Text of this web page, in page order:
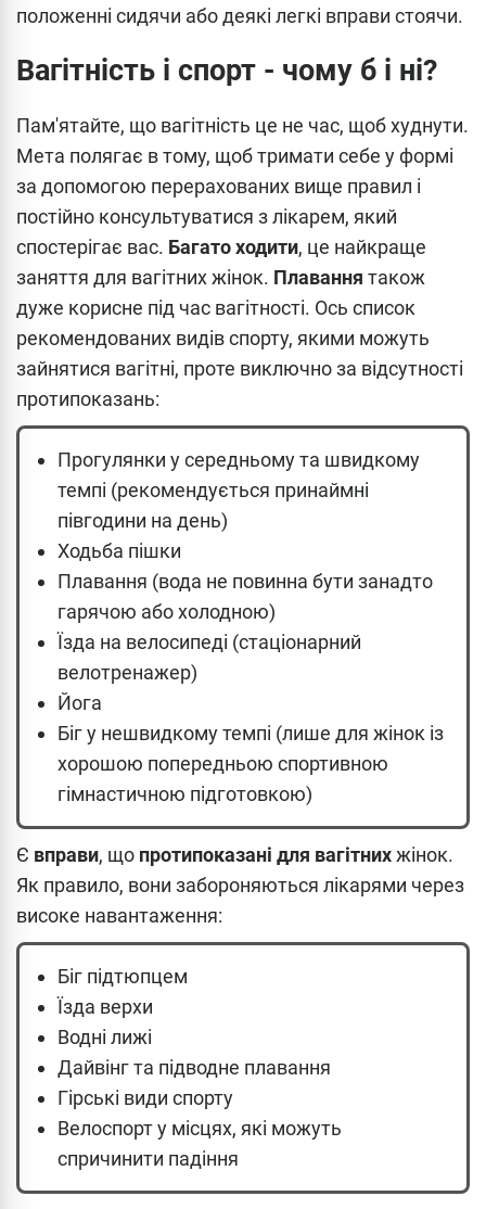
положенні сидячи або деякі легкі вправи стоячи.
Вагітність і спорт - чому б і ні?
Пам'ятайте, що вагітність це не час, щоб худнути.
Мета полягає в тому, щоб тримати себе у формі
за допомогою перерахованих вище правил і
постійно консультуватися з лікарем, який
спостерігає вас. Багато ходити, це найкраще
заняття для вагітних жінок. Плавання також
дуже корисне під час вагітності. Ось список
рекомендованих видів спорту, якими можуть
зайнятися вагітні, проте виключно за відсутності
протипоказань:
Прогулянки у середньому та швидкому
темпі (рекомендується принаймні
півгодини на день)
Ходьба пішки
Плавання (вода не повинна бути занадто
гарячою або холодною)
Їзда на велосипеді (стаціонарний
велотренажер)
Йога
Біг у нешвидкому темпі (лише для жінок із
хорошою попередньою спортивною
гімнастичною підготовкою)
Є вправи, що протипоказані для вагітнихжінок.
Як правило, вони забороняються лікарями через
високе навантаження:
Біг підтюпцем
Їзда верхи
Водні лижі
Дайвінг та підводне плавання
Гірські види спорту
Велоспорт у місцях, які можуть
спричинити падіння